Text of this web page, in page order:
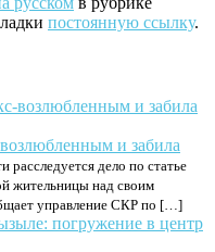
постоянную ссылку.
и забила
расследуется дело по статье
жительницы над своим
управление СКР по […]